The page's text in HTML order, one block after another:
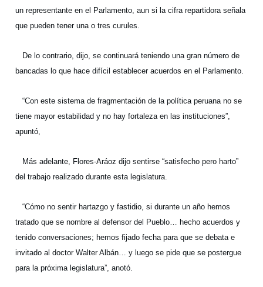
un representante en el Parlamento, aun si la cifra repartidora señala
que pueden tener una o tres curules.
De lo contrario, dijo, se continuará teniendo una gran número de
bancadas lo que hace difícil establecer acuerdos en el Parlamento.
“Con este sistema de fragmentación de la política peruana no se
tiene mayor estabilidad y no hay fortaleza en las instituciones”,
apuntó,
Más adelante, Flores-Aráoz dijo sentirse “satisfecho pero harto”
del trabajo realizado durante esta legislatura.
“Cómo no sentir hartazgo y fastidio, si durante un año hemos
tratado que se nombre al defensor del Pueblo… hecho acuerdos y
tenido conversaciones; hemos fijado fecha para que se debata e
invitado al doctor Walter Albán… y luego se pide que se postergue
para la próxima legislatura”, anotó.